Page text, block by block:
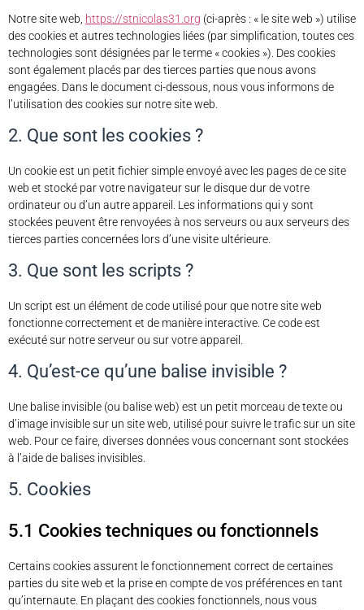
Notre site web, https://stnicolas31.org (ci-après : « le site web ») utilise
des cookies et autres technologies liées (par simplification, toutes ces
technologies sont désignées par le terme « cookies »). Des cookies
sont également placés par des tierces parties que nous avons
engagées. Dans le document ci-dessous, nous vous informons de
l’utilisation des cookies sur notre site web.
2. Que sont les cookies ?
Un cookie est un petit fichier simple envoyé avec les pages de ce site
web et stocké par votre navigateur sur le disque dur de votre
ordinateur ou d’un autre appareil. Les informations qui y sont
stockées peuvent être renvoyées à nos serveurs ou aux serveurs des
tierces parties concernées lors d’une visite ultérieure.
3. Que sont les scripts ?
Un script est un élément de code utilisé pour que notre site web
fonctionne correctement et de manière interactive. Ce code est
exécuté sur notre serveur ou sur votre appareil.
4. Qu’est-ce qu’une balise invisible ?
Une balise invisible (ou balise web) est un petit morceau de texte ou
d’image invisible sur un site web, utilisé pour suivre le trafic sur un site
web. Pour ce faire, diverses données vous concernant sont stockées
à l’aide de balises invisibles.
5. Cookies
5.1 Cookies techniques ou fonctionnels
Certains cookies assurent le fonctionnement correct de certaines
parties du site web et la prise en compte de vos préférences en tant
qu’internaute. En plaçant des cookies fonctionnels, nous vous